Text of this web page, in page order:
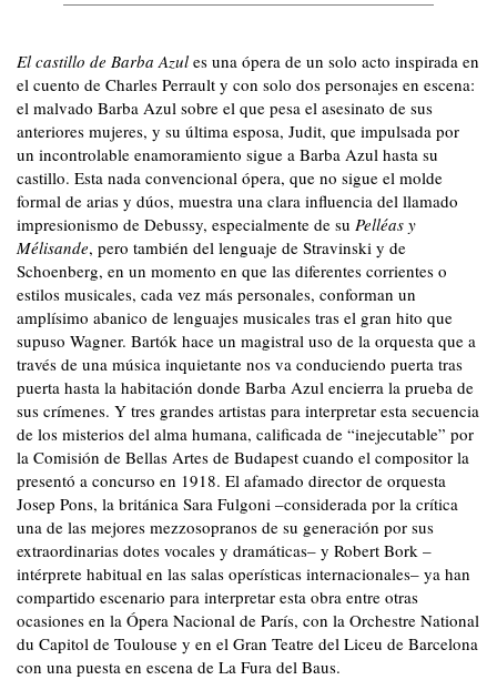
El castillo de Barba Azul es una ópera de un solo acto inspirada en
el cuento de Charles Perrault y con solo dos personajes en escena:
el malvado Barba Azul sobre el que pesa el asesinato de sus
anteriores mujeres, y su última esposa, Judit, que impulsada por
un incontrolable enamoramiento sigue a Barba Azul hasta su
castillo. Esta nada convencional ópera, que no sigue el molde
formal de arias y dúos, muestra una clara influencia del llamado
impresionismo de Debussy, especialmente de su Pelléas y
Mélisande, pero también del lenguaje de Stravinski y de
Schoenberg, en un momento en que las diferentes corrientes o
estilos musicales, cada vez más personales, conforman un
amplísimo abanico de lenguajes musicales tras el gran hito que
supuso Wagner. Bartók hace un magistral uso de la orquesta que a
través de una música inquietante nos va conduciendo puerta tras
puerta hasta la habitación donde Barba Azul encierra la prueba de
sus crímenes. Y tres grandes artistas para interpretar esta secuencia
de los misterios del alma humana, calificada de “inejecutable” por
la Comisión de Bellas Artes de Budapest cuando el compositor la
presentó a concurso en 1918. El afamado director de orquesta
Josep Pons, la británica Sara Fulgoni –considerada por la crítica
una de las mejores mezzosopranos de su generación por sus
extraordinarias dotes vocales y dramáticas– y Robert Bork –
intérprete habitual en las salas operísticas internacionales– ya han
compartido escenario para interpretar esta obra entre otras
ocasiones en la Ópera Nacional de París, con la Orchestre National
du Capitol de Toulouse y en el Gran Teatre del Liceu de Barcelona
con una puesta en escena de La Fura del Baus.